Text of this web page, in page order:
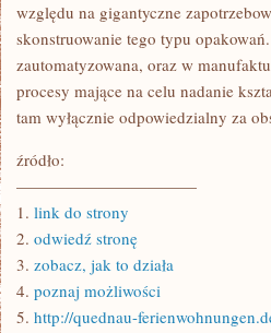
względu na gigantyczne
skonstruowanie tego typu
zautomatyzowana, oraz w
procesy mające na celu nadanie
tam wyłącznie odpowiedzialny za
źródło:
———————————
1. link do strony
2. odwiedź stronę
3. zobacz, jak to działa
4. poznaj możliwości
5. http://quednau-